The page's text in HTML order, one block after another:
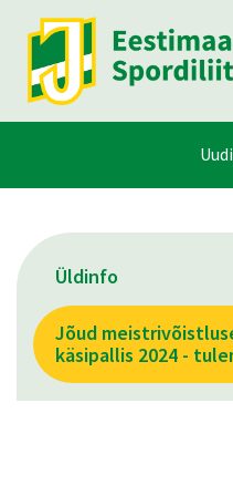
Üldinfo
Jõud
käsipallis 2024 -